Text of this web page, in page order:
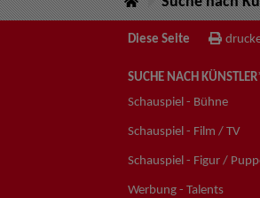
Diese Seite
SUCHE NACH
Schauspiel - Bühne
Schauspiel - Film / TV
Schauspiel - Figur /
Werbung - Talents